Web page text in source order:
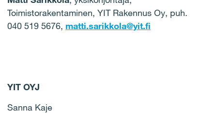
Toimistorakentaminen, YIT Rakennus Oy, puh.
040 519 5676, matti.sarikkola@yit.fi
YIT OYJ
Sanna Kaje